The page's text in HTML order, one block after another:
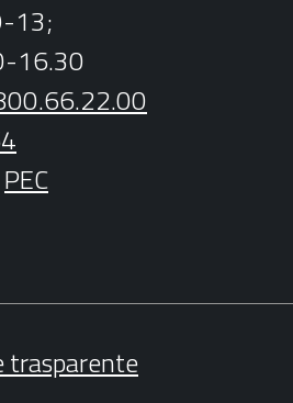
13;
16.30
PEC
trasparente